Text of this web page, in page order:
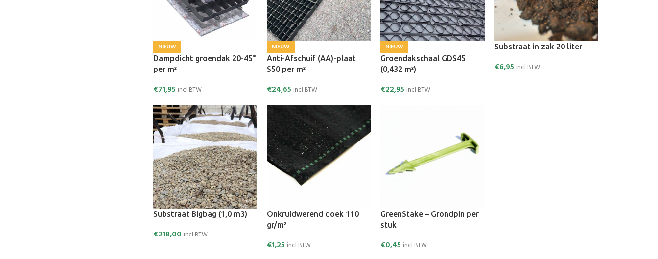
NIEUW
Dampdicht groendak 20-45°
per m²
€71,95 incl BTW
NIEUW
Anti-Afschuif (AA)-plaat
S50 per m²
€24,65 incl BTW
NIEUW
Groendakschaal GDS45
(0,432 m²)
€22,95 incl BTW
Substraat in zak 20 liter
€6,95 incl BTW
Substraat Bigbag (1,0 m3)
€218,00 incl BTW
Onkruidwerend doek 110
gr/m²
€1,25 incl BTW
GreenStake – Grondpin per
stuk
€0,45 incl BTW